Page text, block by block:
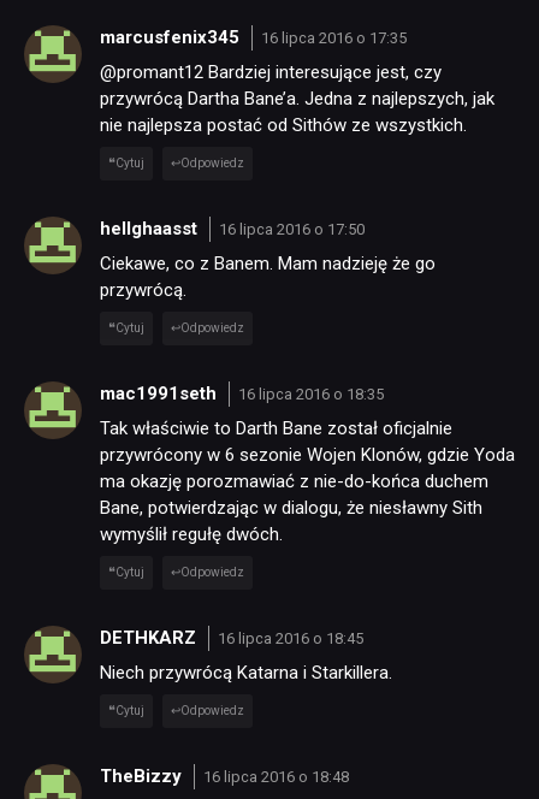
RECENZJE
PUBLICYSTYKA
RETRO
marcusfenix345 16 lipca 2016 o 17:35
@promant12 Bardziej interesujące jest, czy
przywrócą Dartha Bane’a. Jedna z najlepszych, jak
nie najlepsza postać od Sithów ze wszystkich.
Cytuj Odpowiedz
hellghaasst 16 lipca 2016 o 17:50
Ciekawe, co z Banem. Mam nadzieję że go
przywrócą.
Cytuj Odpowiedz
mac1991seth 16 lipca 2016 o 18:35
Tak właściwie to Darth Bane został oficjalnie
przywrócony w 6 sezonie Wojen Klonów, gdzie Yoda
ma okazję porozmawiać z nie-do-końca duchem
Bane, potwierdzając w dialogu, że niesławny Sith
wymyślił regułę dwóch.
Cytuj Odpowiedz
DETHKARZ 16 lipca 2016 o 18:45
Niech przywrócą Katarna i Starkillera.
Cytuj Odpowiedz
TheBizzy 16 lipca 2016 o 18:48